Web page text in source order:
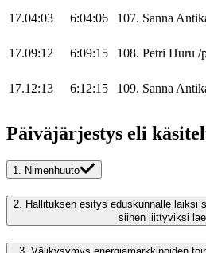
17.04:03 6:04:06 107. Sanna
17.09:12 6:09:15 108. Petri Huru /
17.12:13 6:12:15 109. Sanna
Päiväjärjestys eli
1. Nimenhuuto
2. Hallituksen esitys eduskunnalle laiksi
siihen liittyviksi